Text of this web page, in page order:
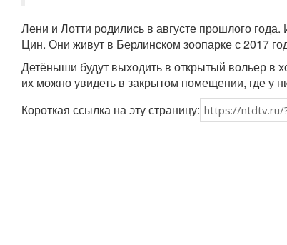
Лени и Лотти родились в августе прошлого
Цин. Они живут в Берлинском зоопарке с 2017
Детёныши будут выходить в открытый вольер в
их можно увидеть в закрытом помещении, где у
Короткая ссылка на эту страницу: